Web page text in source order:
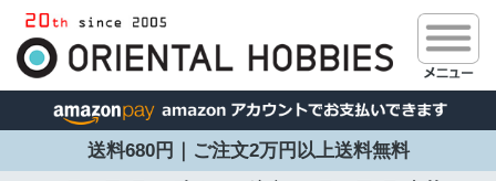
送料680円｜ご注文2万円以上送料無料